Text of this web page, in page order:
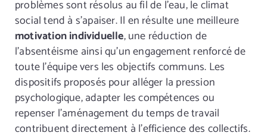
problèmes sont résolus au fil de l’eau, le climat
social tend à s’apaiser. Il en résulte une meilleure
motivation individuelle, une réduction de
l’absentéisme ainsi qu’un engagement renforcé de
toute l’équipe vers les objectifs communs. Les
dispositifs proposés pour alléger la pression
psychologique, adapter les compétences ou
repenser l’aménagement du temps de travail
contribuent directement à l’efficience des collectifs.